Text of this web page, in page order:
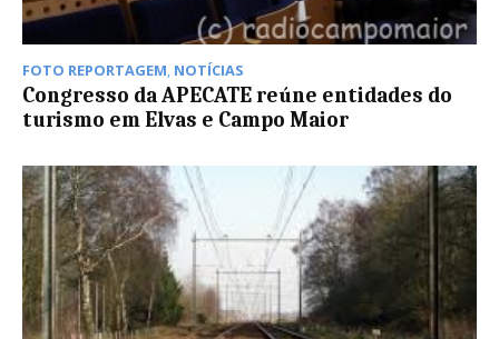
FOTO REPORTAGEM, NOTÍCIAS
Congresso da APECATE reúne entidades do
turismo em Elvas e Campo Maior